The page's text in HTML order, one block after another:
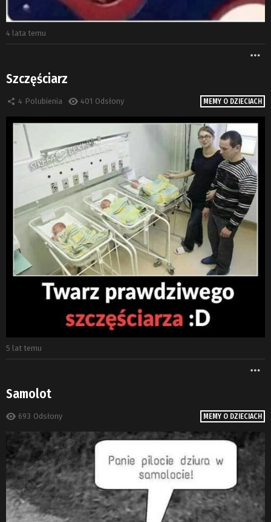
4 lata temu
MEMY O DZIECIACH
Szczęściarz
4 Polubienia 401 Odsłony
5 lat temu
MEMY O DZIECIACH
Samolot
693 Odsłony